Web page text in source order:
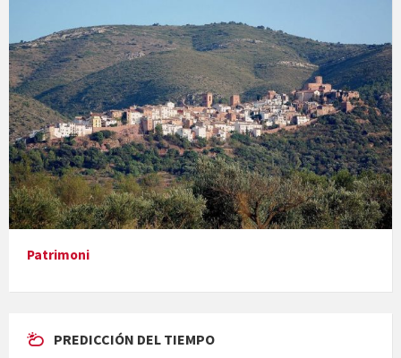
Concerts al Museu
Presentació del llibre &quot;La mare&quot;, d'Emma Zafon
En Bum
Patrimoni
PREDICCIÓN DEL TIEMPO